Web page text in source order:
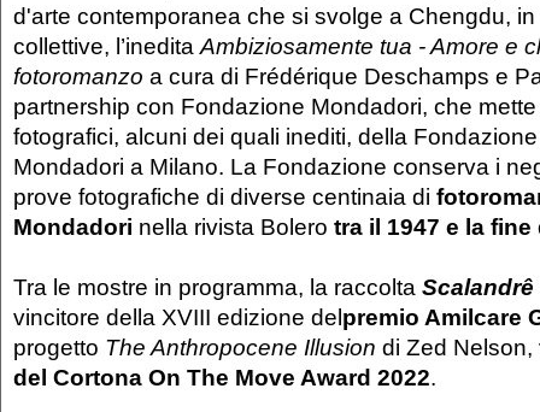
d'arte contemporanea che si svolge a Chengdu,
collettive, l’inedita Ambiziosamente tua - Amore e
fotoromanzo a cura di Frédérique Deschamps e
partnership con Fondazione Mondadori, che
fotografici, alcuni dei quali inediti, della
Mondadori a Milano. La Fondazione conserva i
prove fotografiche di diverse centinaia di
Mondadori nella rivista Bolero tra il 1947 e la fine
Tra le mostre in programma, la raccolta Scalandrê
vincitore della XVIII edizione delpremio Amilcare
progetto The Anthropocene Illusion di Zed Nelson,
del Cortona On The Move Award 2022.